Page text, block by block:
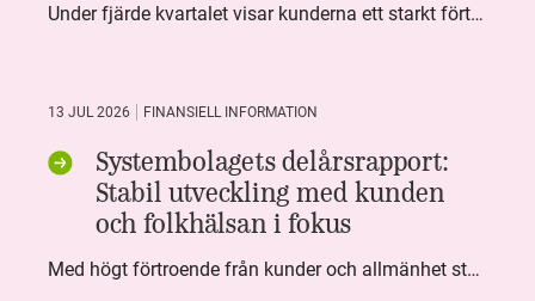
Under fjärde kvartalet visar kunderna ett starkt förtroende för Systembolaget. Nöjd Kund Index (NKI) når en ny rekordnivå och bidrar till att även helåret avslutar starkt. Arbetet med ansvarsfull försäljning ger tydliga resultat där ålderskontroller når sina högsta nivåer någonsin. Samtidigt fortsätter kundernas val att förändras. Allt fler väljer öl och drycker med lägre alkoholhalt. Vi ser också en lägre försäljningsvolym under kvartalet, en utveckling som ligger i linje med den långsiktiga minskningen i alkoholkonsumtionen i Sverige. De officiella konsumtionssiffrorna från CAN för 2025 kommer först under våren men försäljningssiffrorna pekar åt samma håll.
13 JUL 2026 FINANSIELL INFORMATION
Systembolagets delårsrapport:
Stabil utveckling med kunden
och folkhälsan i fokus
Med högt förtroende från kunder och allmänhet står Systembolaget stabilt i samhällsuppdraget. Under kvartalet togs flera steg inom folkhälsa, kundnytta och minskad klimatpåverkan. Nettoomsättningen var i nivå med föregående år och effektiviseringar av verksamheten möjliggjorde fortsatt anpassning för att möta nya behov.